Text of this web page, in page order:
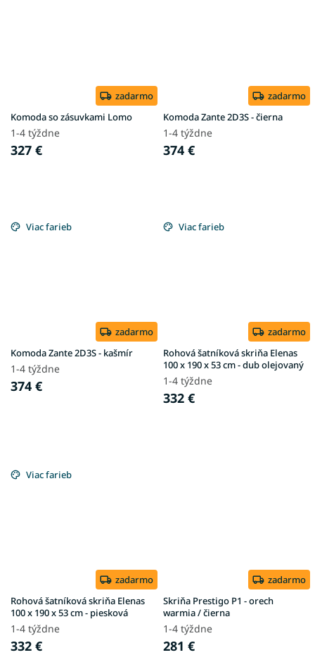
zadarmo
Komoda so zásuvkami Lomo
1-4 týždne
327 €
zadarmo
Komoda Zante 2D3S - čierna
1-4 týždne
374 €
Viac farieb
zadarmo
Komoda Zante 2D3S - kašmír
1-4 týždne
374 €
Viac farieb
zadarmo
Rohová šatníková skriňa Elenas
100 x 190 x 53 cm - dub olejovaný
1-4 týždne
332 €
Viac farieb
zadarmo
Rohová šatníková skriňa Elenas
100 x 190 x 53 cm - piesková
1-4 týždne
332 €
zadarmo
Skriňa Prestigo P1 - orech
warmia / čierna
1-4 týždne
281 €